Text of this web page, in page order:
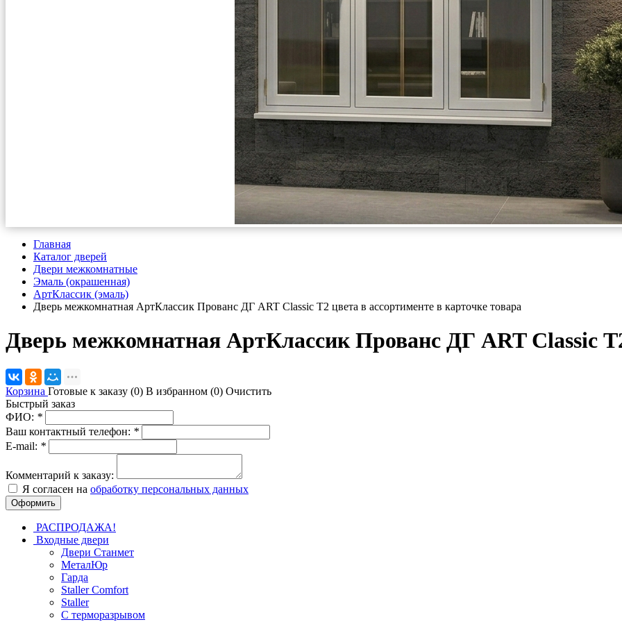
Главная
Каталог дверей
Двери межкомнатные
Эмаль (окрашенная)
АртКлассик (эмаль)
Дверь межкомнатная АртКлассик Прованс ДГ ART Classic Т2 цвета в ассортименте в карточке товара
Дверь межкомнатная АртКлассик Прованс ДГ ART Classic
Корзина Готовые к заказу (0) В избранном (0) Очистить
Быстрый заказ
ФИО: *
Ваш контактный телефон: *
E-mail: *
Комментарий к заказу:
Я согласен на обработку персональных данных
РАСПРОДАЖА!
Входные двери
Двери Станмет
МеталЮр
Гарда
Staller Comfort
Staller
С терморазрывом